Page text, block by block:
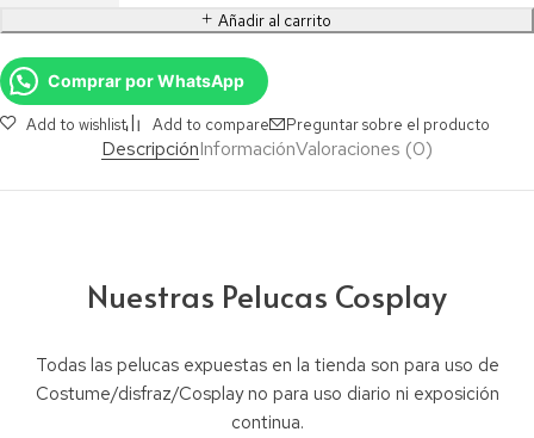
Añadir al carrito
Comprar por WhatsApp
Add to wishlist Add to compare Preguntar sobre el producto
DescripciónInformaciónValoraciones (0)
Nuestras Pelucas Cosplay
Todas las pelucas expuestas en la tienda son para uso de
Costume/disfraz/Cosplay no para uso diario ni exposición
continua.